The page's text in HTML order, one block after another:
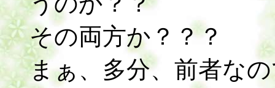
その両方か？？？
まぁ、多分、前者な